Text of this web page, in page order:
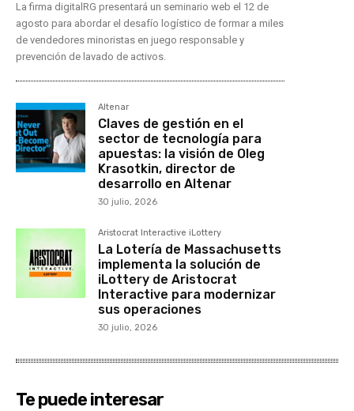
La firma digitalRG presentará un seminario web el 12 de
agosto para abordar el desafío logístico de formar a miles
de vendedores minoristas en juego responsable y
prevención de lavado de activos.
Altenar
Claves de gestión en el
sector de tecnología para
apuestas: la visión de Oleg
Krasotkin, director de
desarrollo en Altenar
30 julio, 2026
Aristocrat Interactive iLottery
La Lotería de Massachusetts
implementa la solución de
iLottery de Aristocrat
Interactive para modernizar
sus operaciones
30 julio, 2026
Te puede interesar